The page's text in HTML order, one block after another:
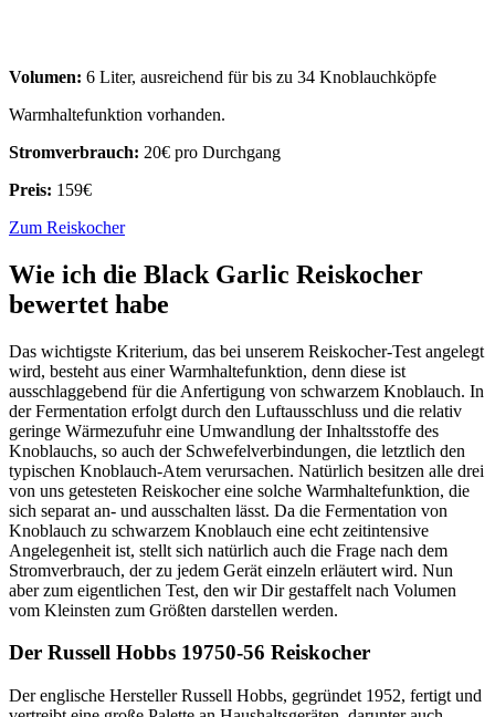
Volumen: 6 Liter, ausreichend für bis zu 34 Knoblauchköpfe
Warmhaltefunktion vorhanden.
Stromverbrauch: 20€ pro Durchgang
Preis: 159€
Zum Reiskocher
Wie ich die Black Garlic Reiskocher
bewertet habe
Das wichtigste Kriterium, das bei unserem Reiskocher-Test angelegt
wird, besteht aus einer Warmhaltefunktion, denn diese ist
ausschlaggebend für die Anfertigung von schwarzem Knoblauch. In
der Fermentation erfolgt durch den Luftausschluss und die relativ
geringe Wärmezufuhr eine Umwandlung der Inhaltsstoffe des
Knoblauchs, so auch der Schwefelverbindungen, die letztlich den
typischen Knoblauch-Atem verursachen. Natürlich besitzen alle drei
von uns getesteten Reiskocher eine solche Warmhaltefunktion, die
sich separat an- und ausschalten lässt. Da die Fermentation von
Knoblauch zu schwarzem Knoblauch eine echt zeitintensive
Angelegenheit ist, stellt sich natürlich auch die Frage nach dem
Stromverbrauch, der zu jedem Gerät einzeln erläutert wird. Nun
aber zum eigentlichen Test, den wir Dir gestaffelt nach Volumen
vom Kleinsten zum Größten darstellen werden.
Der Russell Hobbs 19750-56 Reiskocher
Der englische Hersteller Russell Hobbs, gegründet 1952, fertigt und